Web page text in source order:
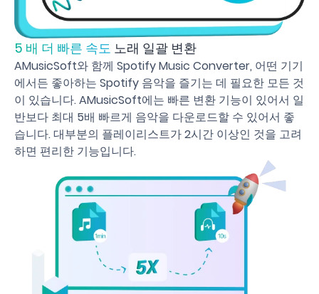
5 배 더 빠른 속도 노래 일괄 변환
AMusicSoft와 함께 Spotify Music Converter, 어떤 기기
에서든 좋아하는 Spotify 음악을 즐기는 데 필요한 모든 것
이 있습니다. AMusicSoft에는 빠른 변환 기능이 있어서 일
반보다 최대 5배 빠르게 음악을 다운로드할 수 있어서 좋
습니다. 대부분의 플레이리스트가 2시간 이상인 것을 고려
하면 편리한 기능입니다.